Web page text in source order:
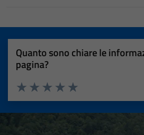
Quanto sono chiare le
pagina?
Valuta 5 stelle su 5
Valuta 4 stelle su 5
Valuta 3 stelle su 5
Valuta 2 stelle su 5
Valuta 1 stelle su 5